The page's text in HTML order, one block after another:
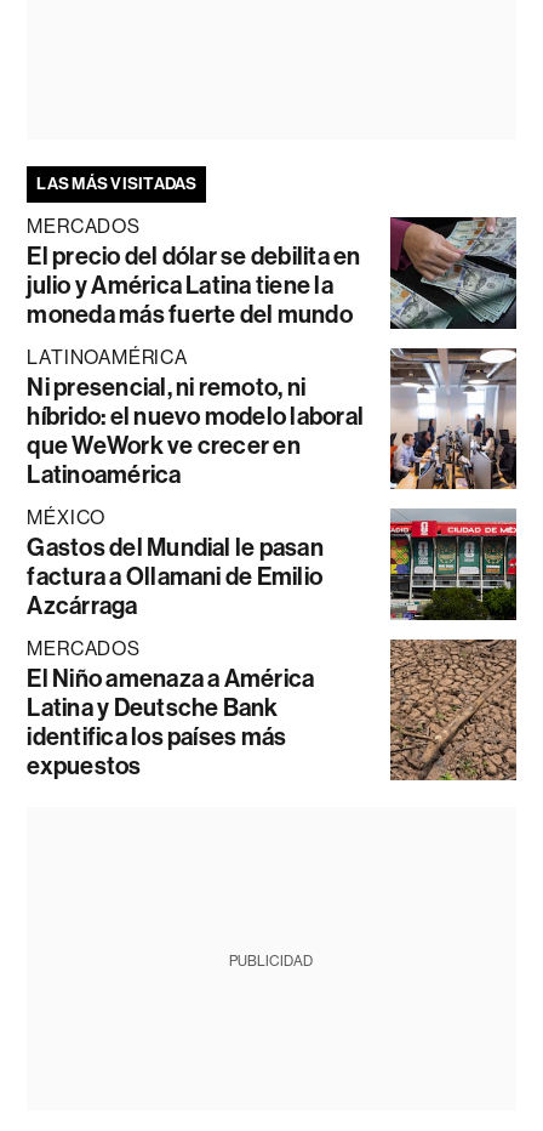
LAS MÁS VISITADAS
MERCADOS
El precio del dólar se debilita en
julio y América Latina tiene la
moneda más fuerte del mundo
LATINOAMÉRICA
Ni presencial, ni remoto, ni
híbrido: el nuevo modelo laboral
que WeWork ve crecer en
Latinoamérica
MÉXICO
Gastos del Mundial le pasan
factura a Ollamani de Emilio
Azcárraga
MERCADOS
El Niño amenaza a América
Latina y Deutsche Bank
identifica los países más
expuestos
PUBLICIDAD